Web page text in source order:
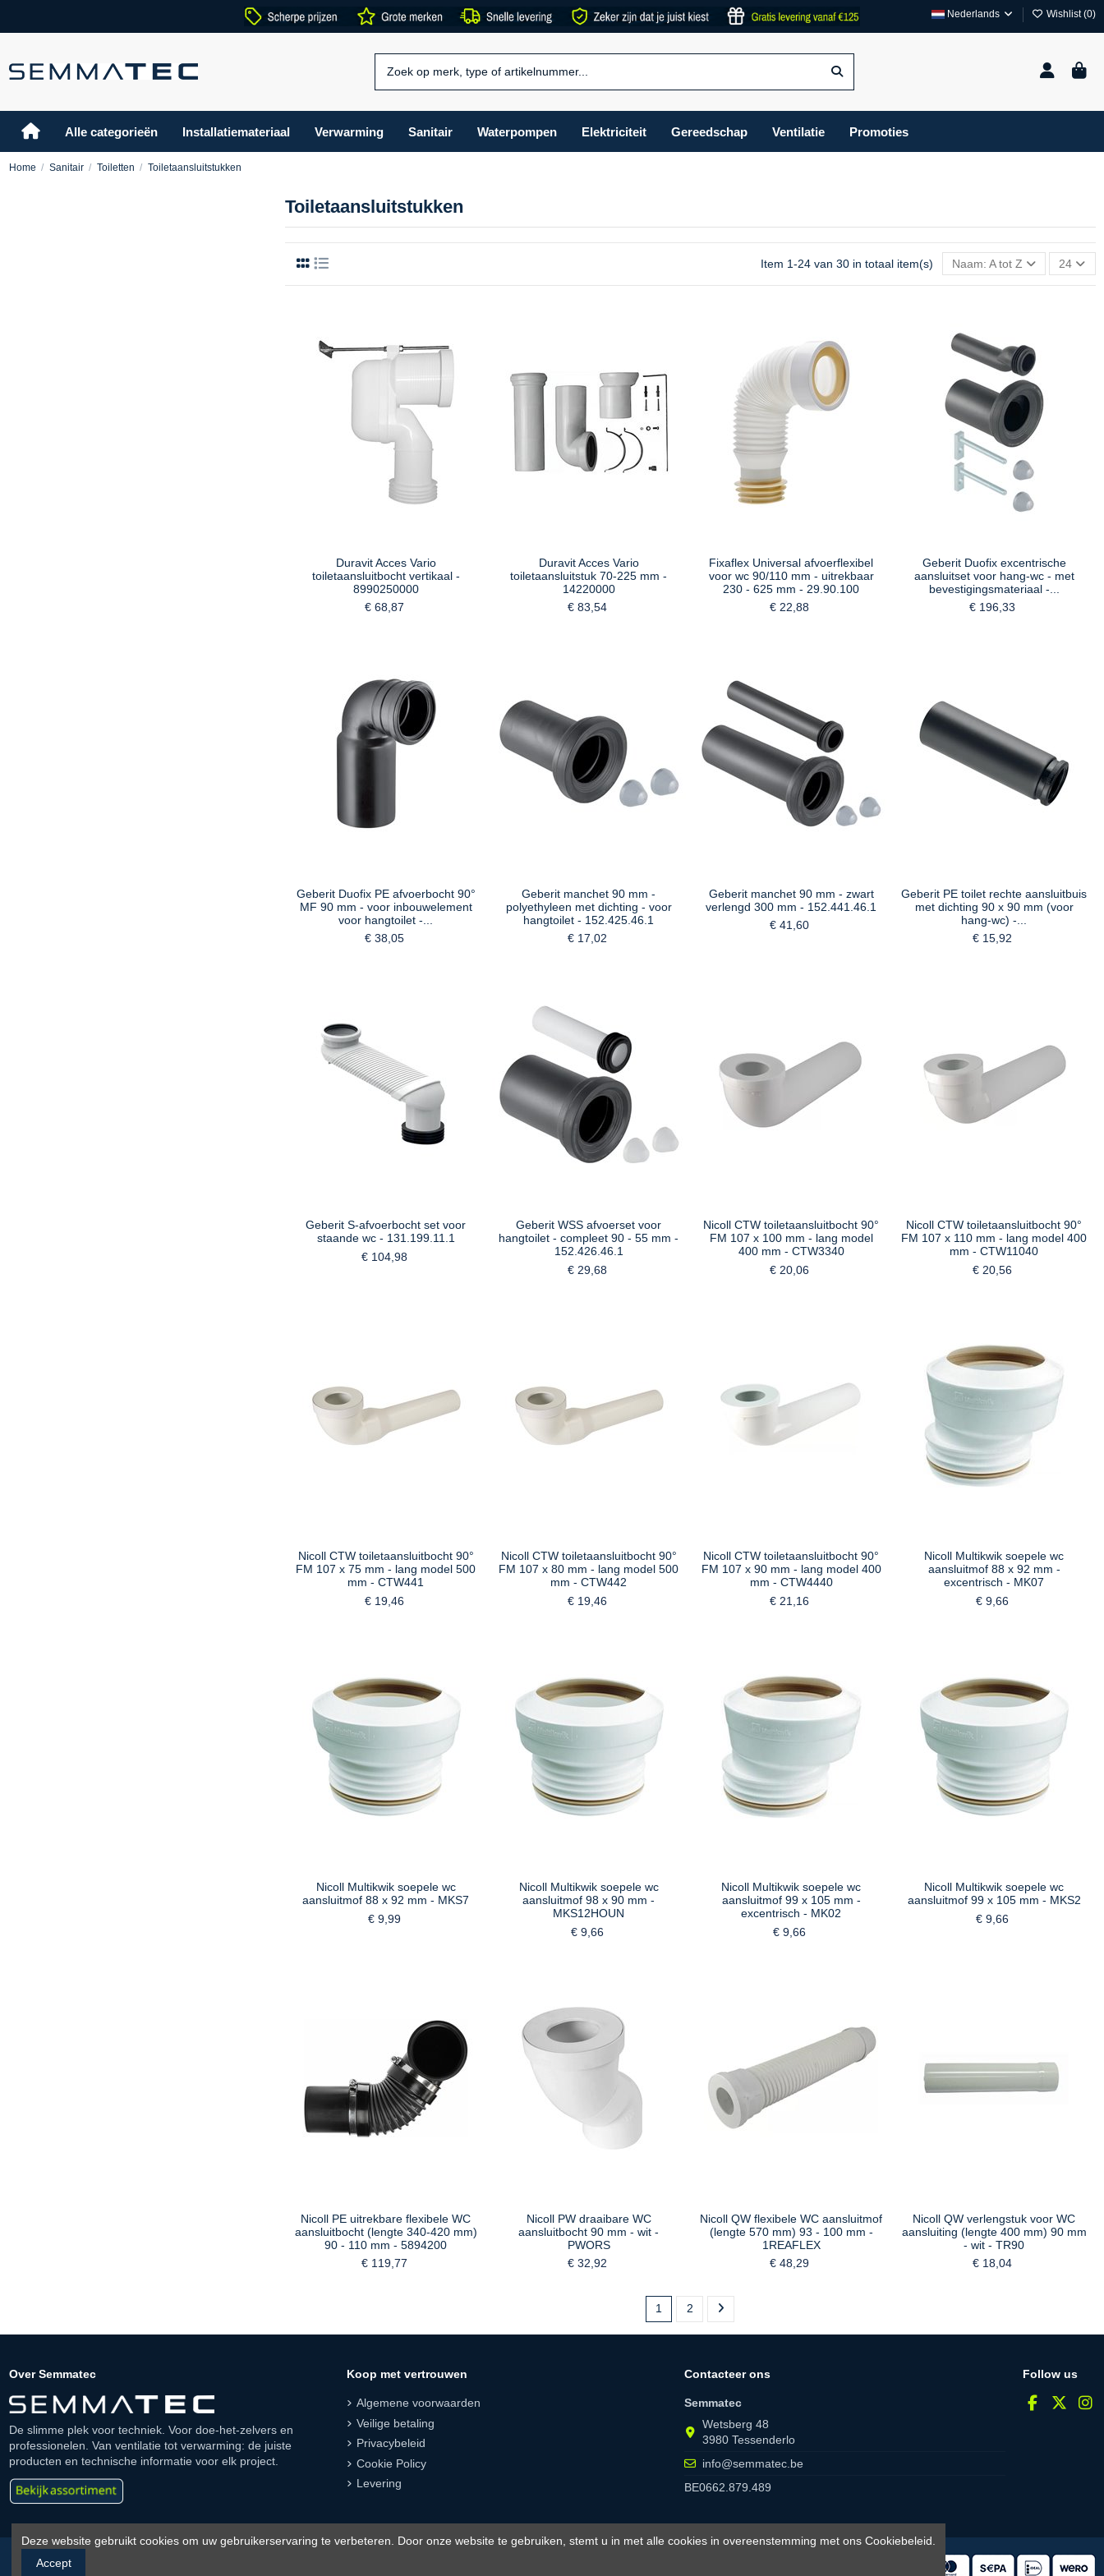
Nederlands Wishlist (0)
Alle categorieën Installatiemateriaal Verwarming Sanitair Waterpompen Elektriciteit Gereedschap Ventilatie Promoties
Home Sanitair Toiletten Toiletaansluitstukken
Toiletaansluitstukken
Item 1-24 van 30 in totaal item(s) Naam: A tot Z 24
Duravit Acces Vario
toiletaansluitbocht vertikaal -
8990250000
€ 68,87
Duravit Acces Vario
toiletaansluitstuk 70-225 mm -
14220000
€ 83,54
Fixaflex Universal afvoerflexibel
voor wc 90/110 mm - uitrekbaar
230 - 625 mm - 29.90.100
€ 22,88
Geberit Duofix excentrische
aansluitset voor hang-wc - met
bevestigingsmateriaal -...
€ 196,33
Geberit Duofix PE afvoerbocht 90°
MF 90 mm - voor inbouwelement
voor hangtoilet -...
€ 38,05
Geberit manchet 90 mm -
polyethyleen met dichting - voor
hangtoilet - 152.425.46.1
€ 17,02
Geberit manchet 90 mm - zwart
verlengd 300 mm - 152.441.46.1
€ 41,60
Geberit PE toilet rechte aansluitbuis
met dichting 90 x 90 mm (voor
hang-wc) -...
€ 15,92
Geberit S-afvoerbocht set voor
staande wc - 131.199.11.1
€ 104,98
Geberit WSS afvoerset voor
hangtoilet - compleet 90 - 55 mm -
152.426.46.1
€ 29,68
Nicoll CTW toiletaansluitbocht 90°
FM 107 x 100 mm - lang model
400 mm - CTW3340
€ 20,06
Nicoll CTW toiletaansluitbocht 90°
FM 107 x 110 mm - lang model 400
mm - CTW11040
€ 20,56
Nicoll CTW toiletaansluitbocht 90°
FM 107 x 75 mm - lang model 500
mm - CTW441
€ 19,46
Nicoll CTW toiletaansluitbocht 90°
FM 107 x 80 mm - lang model 500
mm - CTW442
€ 19,46
Nicoll CTW toiletaansluitbocht 90°
FM 107 x 90 mm - lang model 400
mm - CTW4440
€ 21,16
Nicoll Multikwik soepele wc
aansluitmof 88 x 92 mm -
excentrisch - MK07
€ 9,66
Nicoll Multikwik soepele wc
aansluitmof 88 x 92 mm - MKS7
€ 9,99
Nicoll Multikwik soepele wc
aansluitmof 98 x 90 mm -
MKS12HOUN
€ 9,66
Nicoll Multikwik soepele wc
aansluitmof 99 x 105 mm -
excentrisch - MK02
€ 9,66
Nicoll Multikwik soepele wc
aansluitmof 99 x 105 mm - MKS2
€ 9,66
Nicoll PE uitrekbare flexibele WC
aansluitbocht (lengte 340-420 mm)
90 - 110 mm - 5894200
€ 119,77
Nicoll PW draaibare WC
aansluitbocht 90 mm - wit -
PWORS
€ 32,92
Nicoll QW flexibele WC aansluitmof
(lengte 570 mm) 93 - 100 mm -
1REAFLEX
€ 48,29
Nicoll QW verlengstuk voor WC
aansluiting (lengte 400 mm) 90 mm
- wit - TR90
€ 18,04
1 2
Over Semmatec
De slimme plek voor techniek. Voor doe-het-zelvers en
professionelen. Van ventilatie tot verwarming: de juiste
producten en technische informatie voor elk project.
Koop met vertrouwen
Algemene voorwaarden
Veilige betaling
Privacybeleid
Cookie Policy
Levering
Contacteer ons
Semmatec
Wetsberg 48
3980 Tessenderlo
info@semmatec.be
BE0662.879.489
Follow us
Deze website gebruikt cookies om uw gebruikerservaring te verbeteren. Door onze website te gebruiken, stemt u in met alle cookies in overeenstemming met ons Cookiebeleid.
Accept